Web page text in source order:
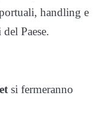
handling e
Paese.
si fermeranno